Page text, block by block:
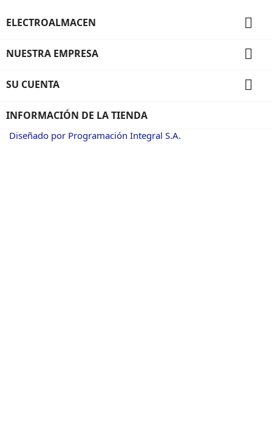
ELECTROALMACEN 
NUESTRA EMPRESA 
SU CUENTA 
INFORMACIÓN DE LA TIENDA
Diseñado por Programación Integral S.A.